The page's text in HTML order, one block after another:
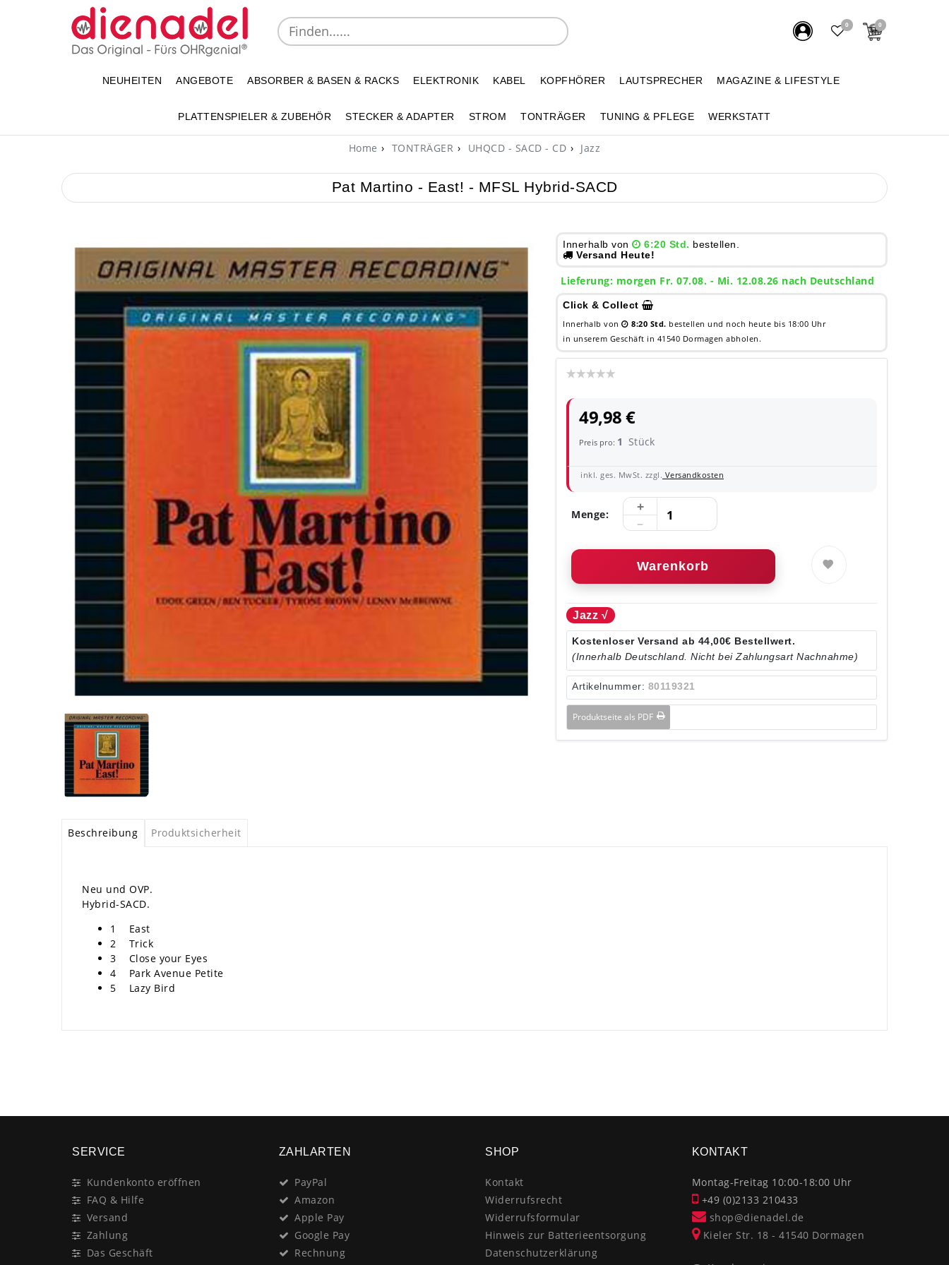
0 0
NEUHEITEN ANGEBOTE ABSORBER & BASEN & RACKS ELEKTRONIK KABEL KOPFHÖRER LAUTSPRECHER MAGAZINE & LIFESTYLE
PLATTENSPIELER & ZUBEHÖR STECKER & ADAPTER STROM TONTRÄGER TUNING & PFLEGE WERKSTATT
Home TONTRÄGER UHQCD - SACD - CD Jazz
Pat Martino - East! - MFSL Hybrid-SACD
Innerhalb von 6:20 Std. bestellen.
Versand Heute!
Lieferung: morgen Fr. 07.08. - Mi. 12.08.26 nach Deutschland
Click & Collect
Innerhalb von 8:20 Std. bestellen und noch heute bis 18:00 Uhr
in unserem Geschäft in 41540 Dormagen abholen.
49,98 €
Preis pro: 1 Stück
inkl. ges. MwSt. zzgl. Versandkosten
Menge:
Warenkorb
Jazz √
Kostenloser Versand ab 44,00€ Bestellwert.
(Innerhalb Deutschland. Nicht bei Zahlungsart Nachnahme)
Artikelnummer: 80119321
Produktseite als PDF
Beschreibung Produktsicherheit
Neu und OVP.
Hybrid-SACD.
1 East
2 Trick
3 Close your Eyes
4 Park Avenue Petite
5 Lazy Bird
SERVICE
Kundenkonto eröffnen
FAQ & Hilfe
Versand
Zahlung
Das Geschäft
ZAHLARTEN
PayPal
Amazon
Apple Pay
Google Pay
Rechnung
SHOP
Kontakt
Widerrufsrecht
Widerrufsformular
Hinweis zur Batterieentsorgung
Datenschutzerklärung
KONTAKT
Montag-Freitag 10:00-18:00 Uhr
+49 (0)2133 210433
shop@dienadel.de
Kieler Str. 18 - 41540 Dormagen